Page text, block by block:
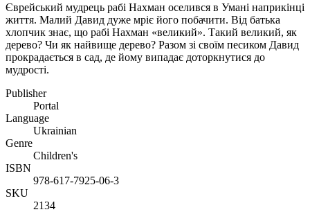
Єврейський мудрець рабі Нахман оселився в Умані наприкінці
життя. Малий Давид дуже мріє його побачити. Від батька
хлопчик знає, що рабі Нахман «великий». Такий великий, як
дерево? Чи як найвище дерево? Разом зі своїм песиком Давид
прокрадається в сад, де йому випадає доторкнутися до
мудрості.
Publisher
Portal
Language
Ukrainian
Genre
Children's
ISBN
978-617-7925-06-3
SKU
2134